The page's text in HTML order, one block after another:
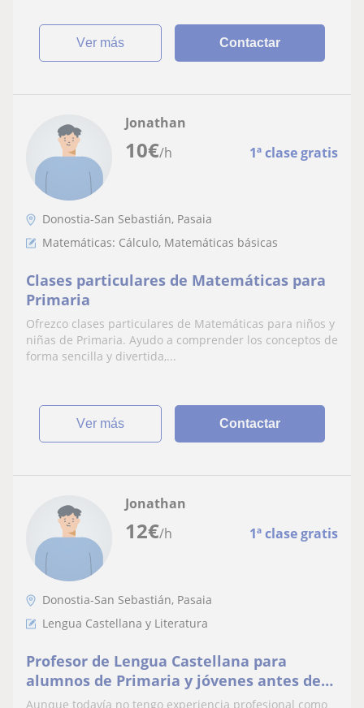
ver más Contactar
10€/h 1ª clase gratis
Jonathan
Donostia-San Sebastián, Pasaia
Matemáticas: Cálculo, Matemáticas básicas
Clases particulares de Matemáticas para
Primaria
Ofrezco clases particulares de Matemáticas para niños y
niñas de Primaria. Ayudo a comprender los conceptos de
forma sencilla y divertida,...
ver más Contactar
12€/h 1ª clase gratis
Jonathan
Donostia-San Sebastián, Pasaia
Lengua Castellana y Literatura
Profesor de Lengua Castellana para
alumnos de Primaria y jóvenes antes de
entrar en la ESO
Aunque todavía no tengo experiencia profesional como